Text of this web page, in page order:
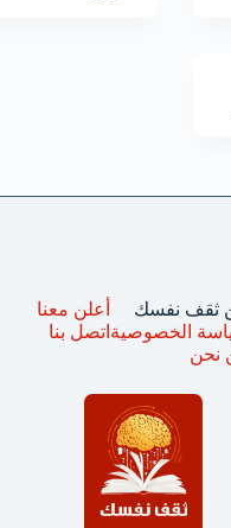
ثقف نفسك
الخصوصية
نحن
أعلن معنا
اتصل بنا